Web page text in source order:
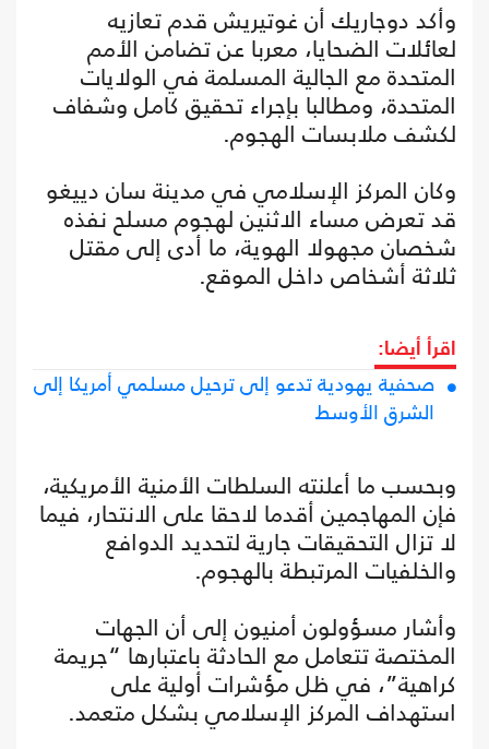
وأكد دوجاريك أن غوتيريش قدم تعازيه
لعائلات الضحايا، معربا عن تضامن الأمم
المتحدة مع الجالية المسلمة في الولايات
المتحدة، ومطالبا بإجراء تحقيق كامل وشفاف
لكشف ملابسات الهجوم.
وكان المركز الإسلامي في مدينة سان دييغو
قد تعرض مساء الاثنين لهجوم مسلح نفذه
شخصان مجهولا الهوية، ما أدى إلى مقتل
ثلاثة أشخاص داخل الموقع.
اقرأ أيضا:
صحفية يهودية تدعو إلى ترحيل مسلمي أمريكا إلى
الشرق الأوسط
وبحسب ما أعلنته السلطات الأمنية الأمريكية،
فإن المهاجمين أقدما لاحقا على الانتحار، فيما
لا تزال التحقيقات جارية لتحديد الدوافع
والخلفيات المرتبطة بالهجوم.
وأشار مسؤولون أمنيون إلى أن الجهات
المختصة تتعامل مع الحادثة باعتبارها “جريمة
كراهية”، في ظل مؤشرات أولية على
استهداف المركز الإسلامي بشكل متعمد.